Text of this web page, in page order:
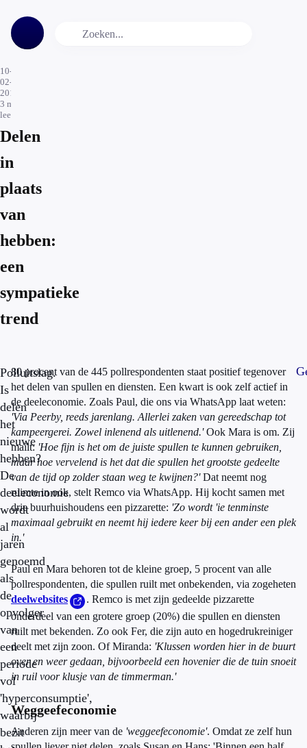
10-
02-
2017
3 min.
leestijd
Delen
in
plaats
van
hebben:
een
sympatieke
trend
Polluitslag.
Is
delen
het
nieuwe
hebben?
De
deeleconomie
wordt
al
jaren
genoemd
als
de
opvolger
van
een
periode
vol
'hyperconsumptie',
waarbij
bezit
80 procent van de 445 pollrespondenten staat positief tegenover
het delen van spullen en diensten. Een kwart is ook zelf actief in
de deeleconomie. Zoals Paul, die ons via WhatsApp laat weten:
'Via Peerby, reeds jarenlang. Allerlei zaken van gereedschap tot
kampeergerei. Zowel inlenend als uitlenend.'Ook Mara is om. Zij
mailt: 'Hoe fijn is het om de juiste spullen te kunnen gebruiken,
maar hoe vervelend is het dat die spullen het grootste gedeelte
van de tijd op zolder staan weg te kwijnen?'Dat neemt nog
ruimte in ook, stelt Remco via WhatsApp. Hij kocht samen met
drie buurhuishoudens een pizzarette: 'Zo wordt 'ie tenminste
maximaal gebruikt en neemt hij iedere keer bij een ander een plek
in.'
Paul en Mara behoren tot de kleine groep, 5 procent van alle
pollrespondenten, die spullen ruilt met onbekenden, via zogeheten
deelwebsites
. Remco is met zijn gedeelde pizzarette
onderdeel van een grotere groep (20%) die spullen en diensten
ruilt met bekenden. Zo ook Fer, die zijn auto en hogedrukreiniger
deelt met zijn zoon. Of Miranda: 'Klussen worden hier in de buurt
over en weer gedaan, bijvoorbeeld een hovenier die de tuin snoeit
in ruil voor klusje van de timmerman.'
Weggeefeconomie
Anderen zijn meer van de 'weggeefeconomie'. Omdat ze zelf hun